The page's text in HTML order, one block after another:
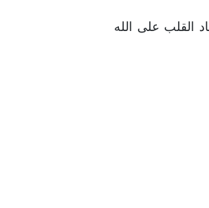
القلب على الله